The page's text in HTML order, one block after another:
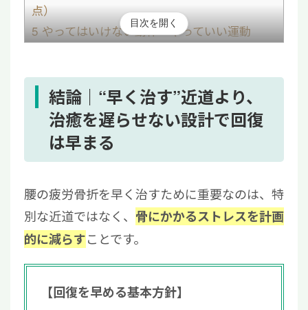
点）
5やってはいけない動作・やっていい運動
5.2OK｜痛みを増やさない範囲の有酸素・
体幹の基礎（段階制）
治癒を助ける生活習慣
6.1 エネルギー不足を避け、骨の材料（た
6.2ビタミンDなど骨代謝に関わる栄養は
不足に注意
6.3睡眠と練習再開の計画が“再発予防”に
痛みが長引く・慢性化した場合におすすめの
目次を開く
結論｜“早く治す”近道より、
治癒を遅らせない設計で回復
は早まる
腰の疲労骨折を早く治すために重要なのは、特
別な近道ではなく、 骨にかかるストレスを計画
的に減らすことです。
【回復を早める基本方針】